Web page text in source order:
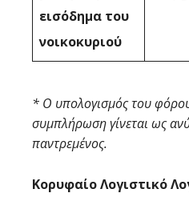
εισόδημα του
νοικοκυριού
* Ο υπολογισμός του
συμπλήρωση γίνεται ως
παντρεμένος.
Κορυφαίο Λογιστικό